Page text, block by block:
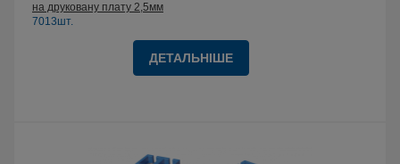
на друковану плату 2,5мм
7013шт.
ДЕТАЛЬНІШЕ